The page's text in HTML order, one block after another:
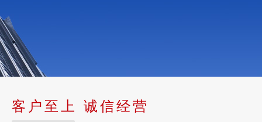
客户至上 诚信经营